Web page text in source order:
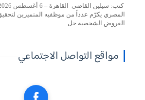
المصري يكرّم عدداً من موظفيه المتميزين
القروض الشخصية خل...
مواقع التواصل الاجتماعي